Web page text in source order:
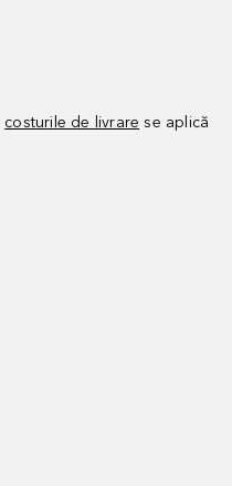
costurile de livrare se aplică